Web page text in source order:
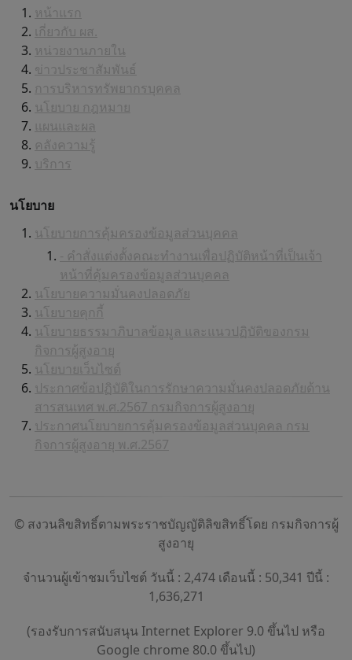
หน้าแรก
เกี่ยวกับ ผส.
หน่วยงานภายใน
ข่าวประชาสัมพันธ์
การบริหารทรัพยากรบุคคล
นโยบาย กฎหมาย
แผนและผล
คลังความรู้
บริการ
นโยบาย
นโยบายการคุ้มครองข้อมูลส่วนบุคคล
- คำสั่งแต่งตั้งคณะทำงานเพื่อปฏิบัติหน้าที่เป็นเจ้า
หน้าที่คุ้มครองข้อมูลส่วนบุคคล
นโยบายความมั่นคงปลอดภัย
นโยบายคุกกี้
นโยบายธรรมาภิบาลข้อมูล และแนวปฏิบัติของกรม
กิจการผู้สูงอายุ
นโยบายเว็บไซต์
ประกาศข้อปฏิบัติในการรักษาความมั่นคงปลอดภัยด้าน
สารสนเทศ พ.ศ.2567 กรมกิจการผู้สูงอายุ
ประกาศนโยบายการคุ้มครองข้อมูลส่วนบุคคล กรม
กิจการผู้สูงอายุ พ.ศ.2567
© สงวนลิขสิทธิ์ตามพระราชบัญญัติลิขสิทธิ์โดย กรมกิจการผู้
สูงอายุ
จำนวนผู้เข้าชมเว็บไซต์ วันนี้ : 2,474 เดือนนี้ : 50,341 ปีนี้ :
1,636,271
(รองรับการสนับสนุน Internet Explorer 9.0 ขึ้นไป หรือ
Google chrome 80.0 ขึ้นไป)